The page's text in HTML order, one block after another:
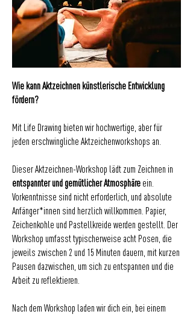
Wie kann Aktzeichnen künstlerische Entwicklung
fördern?
Mit Life Drawing bieten wir hochwertige, aber für
jeden erschwingliche Aktzeichenworkshops an.
Dieser Aktzeichnen-Workshop lädt zum Zeichnen in
entspannter und gemütlicher Atmosphäre ein.
Vorkenntnisse sind nicht erforderlich, und absolute
Anfänger*innen sind herzlich willkommen. Papier,
Zeichenkohle und Pastellkreide werden gestellt. Der
Workshop umfasst typischerweise acht Posen, die
jeweils zwischen 2 und 15 Minuten dauern, mit kurzen
Pausen dazwischen, um sich zu entspannen und die
Arbeit zu reflektieren.
Nach dem Workshop laden wir dich ein, bei einem